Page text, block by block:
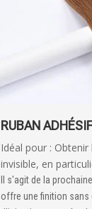
RUBAN
Idéal pour :
invisible, en
Il s'agit de la
offre une finition sans